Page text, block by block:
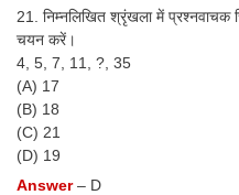
21. निम्नलिखित श्रृंखला में प्रश्नवाचक
चयन करें।
4, 5, 7, 11, ?, 35
(A) 17
(B) 18
(C) 21
(D) 19
Answer– D